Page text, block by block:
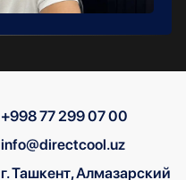
+998 77 299 07 00
info@directcool.uz
г. Ташкент, Алмазарский